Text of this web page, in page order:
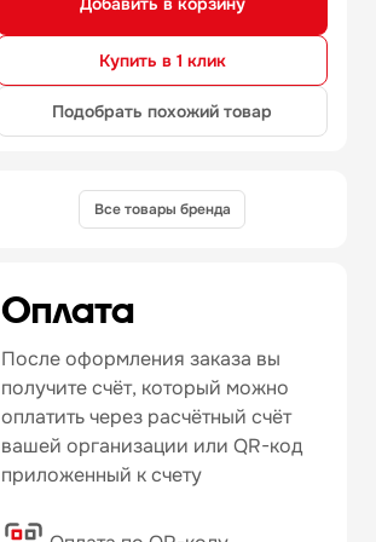
Купить в 1 клик
Подобрать похожий товар
Все товары бренда
Оплата
После оформления заказа вы
получите счёт, который можно
оплатить через расчётный счёт
вашей организации или QR-код
приложенный к счету